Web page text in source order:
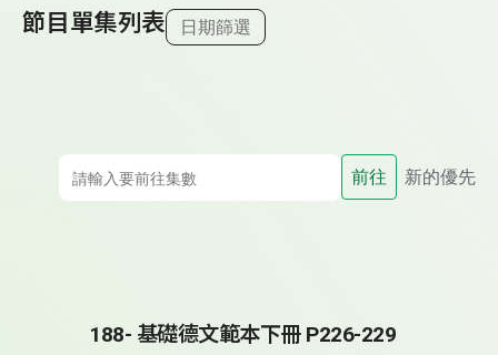
節目單集列表 日期篩選
前往 新的優先
188- 基礎德文範本下冊 P226-229